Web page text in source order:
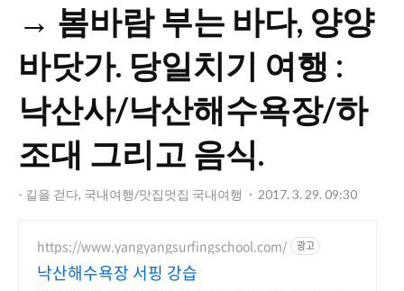
어
라
이
프
닷
컴!
→ 봄바람 부는 바다, 양양
바닷가. 당일치기 여행 :
낙산사/낙산해수욕장/하
조대 그리고 음식.
- 길을 걷다, 국내여행/맛집멋집 국내여행 2017. 3. 29. 09:30
https://www.yangyangsurfingschool.com/ 광고
낙산해수욕장 서핑 강습